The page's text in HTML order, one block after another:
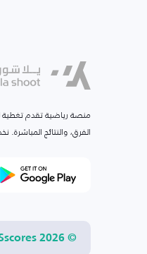
منصة رياضية تقدم تغطية
الفرق، والنتائج
© 2026 YSscores. جميع الحقوق محفوظة.